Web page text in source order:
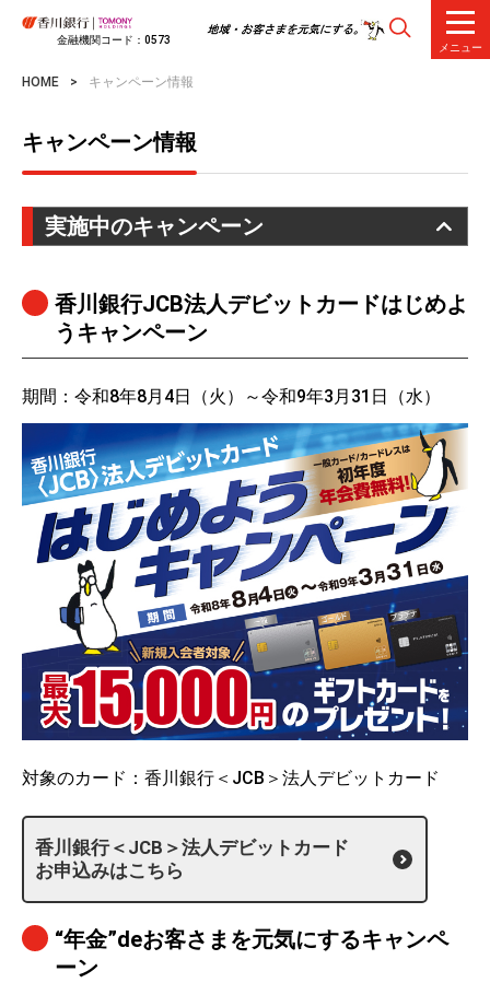
金融機関コード：0573
メニュー
HOME キャンペーン情報
キャンペーン情報
実施中のキャンペーン
香川銀行JCB法人デビットカードはじめよ
うキャンペーン
期間：令和8年8月4日（火）～令和9年3月31日（水）
対象のカード：香川銀行＜JCB＞法人デビットカード
香川銀行＜JCB＞法人デビットカード
お申込みはこちら
“年金”deお客さまを元気にするキャンペ
ーン